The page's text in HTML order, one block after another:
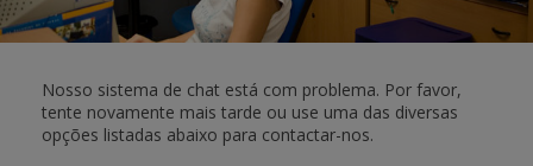
Nosso sistema de chat está com problema. Por favor,
tente novamente mais tarde ou use uma das diversas
opções listadas abaixo para contactar-nos.